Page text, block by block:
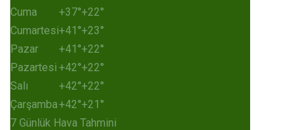
Cuma
+37°+22°
Cumartesi+41°+23°
Pazar
+41°+22°
Pazartesi +42°+22°
Salı
+42°+22°
Çarşamba+42°+21°
7 Günlük Hava Tahmini